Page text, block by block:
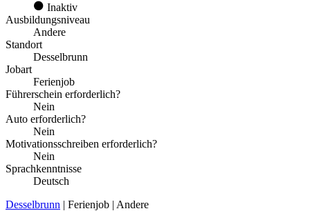
Inaktiv
Ausbildungsniveau
Andere
Standort
Desselbrunn
Jobart
Ferienjob
Führerschein erforderlich?
Nein
Auto erforderlich?
Nein
Motivationsschreiben erforderlich?
Nein
Sprachkenntnisse
Deutsch
Desselbrunn | Ferienjob | Andere